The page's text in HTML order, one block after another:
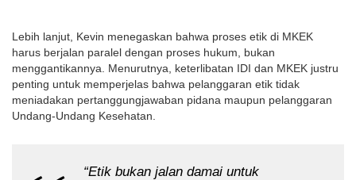
Lebih lanjut, Kevin menegaskan bahwa proses etik di MKEK
harus berjalan paralel dengan proses hukum, bukan
menggantikannya. Menurutnya, keterlibatan IDI dan MKEK justru
penting untuk memperjelas bahwa pelanggaran etik tidak
meniadakan pertanggungjawaban pidana maupun pelanggaran
Undang-Undang Kesehatan.
“Etik bukan jalan damai untuk